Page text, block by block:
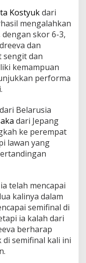
Kostyukdari
mengalahkan
skor 6-3,
dan
sengit dan
kemampuan
performa
dari Belarusia
dari Jepang
ke perempat
lawan yang
telah mencapai
kalinya dalam
semifinal di
ia kalah dari
berharap
semifinal kali ini